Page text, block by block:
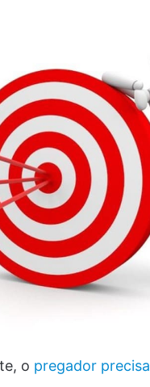
o pregador precisa